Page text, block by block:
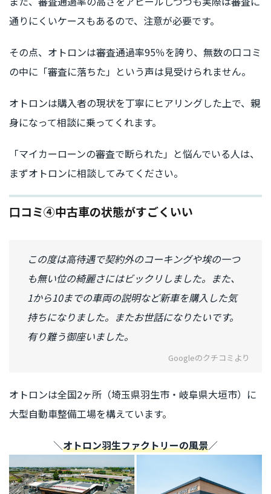
通りにくいケースもあるので、注意が必要です。
その点、オトロンは審査通過率95％を誇り、無数の口コミ
の中に「審査に落ちた」という声は見受けられません。
オトロンは購入者の現状を丁寧にヒアリングした上で、親
身になって相談に乗ってくれます。
「マイカーローンの審査で断られた」と悩んでいる人は、
まずオトロンに相談してみてください。
口コミ④中古車の状態がすごくいい
この度は高待遇で契約外のコーキングや埃の一つ
も無い位の綺麗さにはビックリしました。また、
1から10までの車両の説明など新車を購入した気
持ちになりました。またお世話になりたいです。
有り難う御座いました。
Googleのクチコミより
オトロンは全国2ヶ所（埼玉県羽生市・岐阜県大垣市）に
大型自動車整備工場を構えています。
＼オトロン羽生ファクトリーの風景／